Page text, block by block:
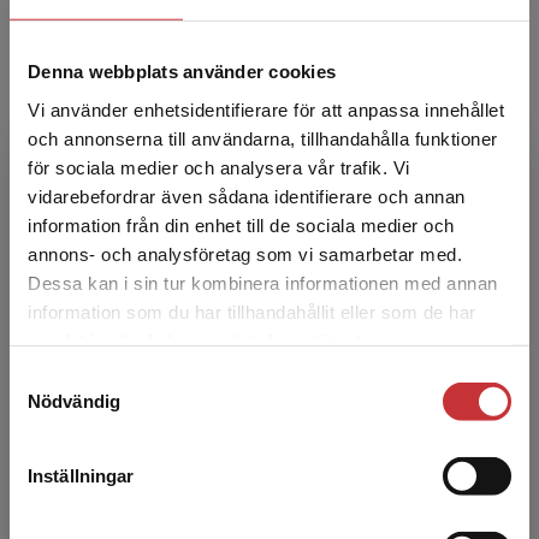
Denna webbplats använder cookies
Vi använder enhetsidentifierare för att anpassa innehållet
och annonserna till användarna, tillhandahålla funktioner
för sociala medier och analysera vår trafik. Vi
vidarebefordrar även sådana identifierare och annan
information från din enhet till de sociala medier och
annons- och analysföretag som vi samarbetar med.
Dessa kan i sin tur kombinera informationen med annan
information som du har tillhandahållit eller som de har
Nödvändig
Inställningar
Begränsad fraktregion
Det verkar som att du besöker
studentlitteratur.se via en enhet utanför Sverige.
Vi erbjuder inte leveranser utanför Sverige. För
att kunna slutföra ett köp måste
Patrik Rohdin
Patrik Rohdin är biträdande professor i
energisystem vid Linköpings universitet med
undervisning och forskning inom byggnaders